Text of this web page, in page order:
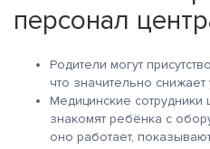
персонал
Родители могут
что значительно
Медицинские сотрудники
знакомят ребёнка с
оно работает,